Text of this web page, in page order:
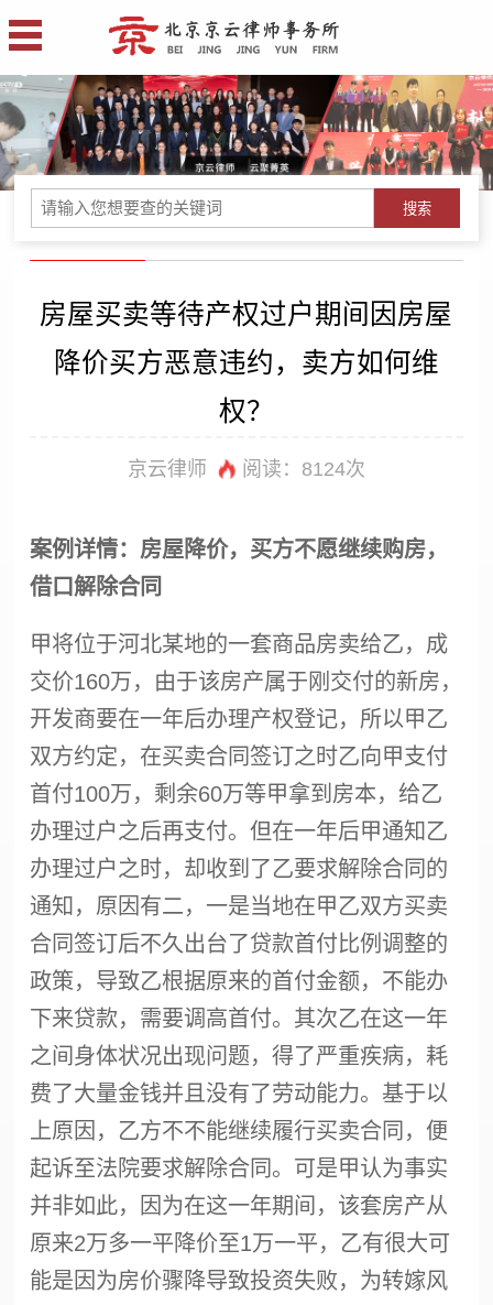
搜索
房屋买卖等待产权过户期间因房屋
降价买方恶意违约，卖方如何维
权？
京云律师 阅读： 8124次
案例详情：房屋降价，买方不愿继续购房，
借口解除合同
甲将位于河北某地的一套商品房卖给乙，成
交价160万，由于该房产属于刚交付的新房，
开发商要在一年后办理产权登记，所以甲乙
双方约定，在买卖合同签订之时乙向甲支付
首付100万，剩余60万等甲拿到房本，给乙
办理过户之后再支付。但在一年后甲通知乙
办理过户之时，却收到了乙要求解除合同的
通知，原因有二，一是当地在甲乙双方买卖
合同签订后不久出台了贷款首付比例调整的
政策，导致乙根据原来的首付金额，不能办
下来贷款，需要调高首付。其次乙在这一年
之间身体状况出现问题，得了严重疾病，耗
费了大量金钱并且没有了劳动能力。基于以
上原因，乙方不不能继续履行买卖合同，便
起诉至法院要求解除合同。可是甲认为事实
并非如此，因为在这一年期间，该套房产从
原来2万多一平降价至1万一平，乙有很大可
能是因为房价骤降导致投资失败，为转嫁风